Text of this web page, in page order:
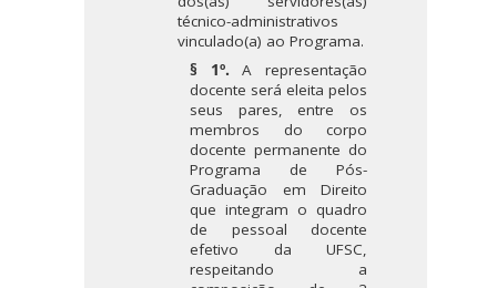
técnico-administrativos
vinculado(a) ao Programa.
§ 1º.A representação
docente será eleita pelos
seus pares, entre os
membros do corpo
docente permanente do
Programa de Pós-
Graduação em Direito
que integram o quadro
de pessoal docente
efetivo da UFSC,
respeitando a